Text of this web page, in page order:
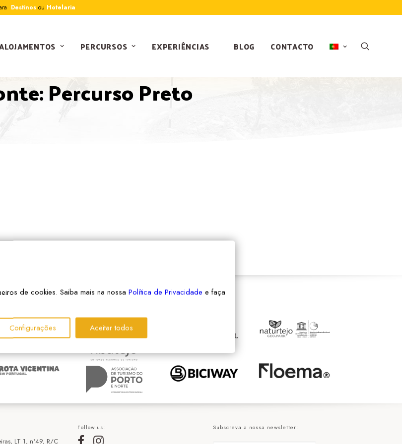
Destinos ou Hotelaria
PERCURSOS EXPERIÊNCIAS BLOG CONTACTO
Percurso Preto
LT 1, n°49, R/C
Follow us: Subscreva a nossa newsletter:
de cookies. Saiba mais na nossa Política de Privacidade e faça
Configurações Aceitar todos